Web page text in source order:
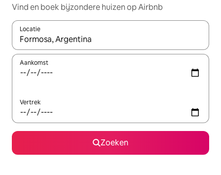
Vind en boek bijzondere huizen op Airbnb
Locatie
Wanneer er suggesties beschikbaar zijn, maak je een keuze
Aankomst
Vertrek
Zoeken